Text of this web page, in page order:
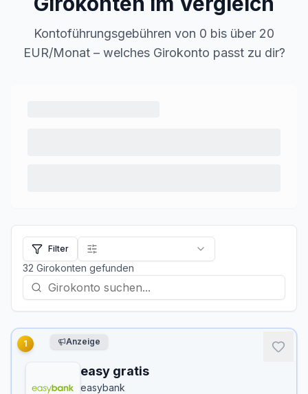
Kontoführungsgebühren von 0 bis über 20
EUR/Monat – welches Girokonto passt zu dir?
Filter
32 Girokonten gefunden
easy gratis
easybank
1 Anzeige